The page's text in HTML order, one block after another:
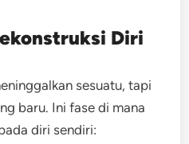
Diri
sesuatu, tapi
baru. Ini fase di mana
diri sendiri: